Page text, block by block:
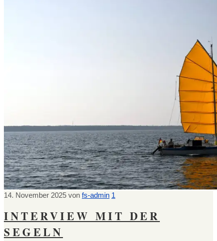
14. November 2025 von fs-admin 1
INTERVIEW MIT DER
SEGELN